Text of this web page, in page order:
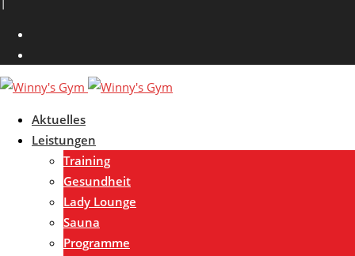
Aktuelles
Leistungen
Training
Gesundheit
Lady Lounge
Sauna
Programme